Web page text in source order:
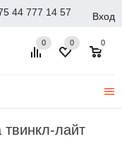
44 777 14 57 Вход
0 0
0
лайт